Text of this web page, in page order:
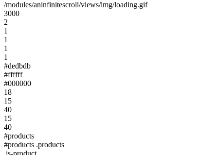
/modules/aninfinitescroll/views/img/loading.gif
3000
2
1
1
1
1
#dedbdb
#ffffff
#000000
18
15
40
15
40
#products
#products .products
.js-product